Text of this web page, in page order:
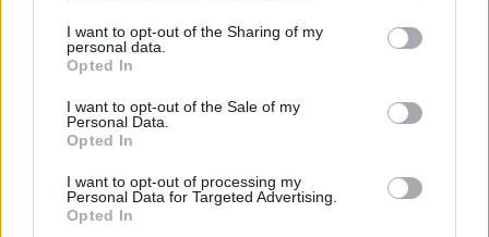
I want to opt-out of the Sharing of my
personal data.
Opted In
I want to opt-out of the Sale of my
Personal Data.
Opted In
I want to opt-out of processing my
Personal Data for Targeted Advertising.
Opted In
Językowe
Czy na pewno poprawnie odmieniasz
wyrazy?